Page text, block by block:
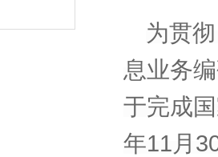
为贯
息业务
于完成
年11月